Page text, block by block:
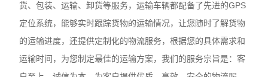
货、包装、运输、卸货等服务，运输车辆都配备了先进的GPS
定位系统，能够实时跟踪货物的运输情况，让您随时了解货物
的运输进度，还提供定制化的物流服务，根据您的具体需求和
运输时间，为您制定最佳的运输方案，我们的服务宗旨是：客